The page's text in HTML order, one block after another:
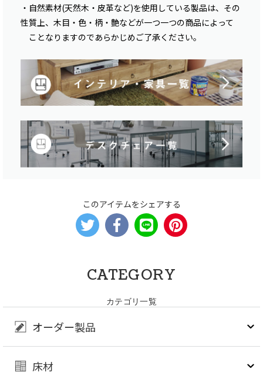
・自然素材(天然木・皮革など)を使用している製品は、その
性質上、木目・色・柄・艶などが一つ一つの商品によって
ことなりますのであらかじめご了承ください。
このアイテムをシェアする
CATEGORY
カテゴリ一覧
オーダー製品
床材